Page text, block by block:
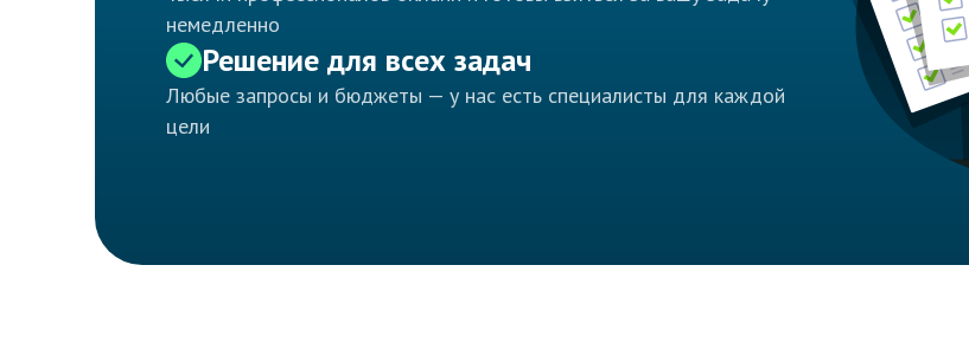
немедленно
Решение для всех задач
Любые запросы и бюджеты — у нас есть специалисты для каждой
цели